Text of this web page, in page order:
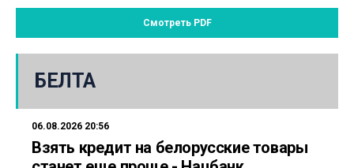
Смотреть PDF
БЕЛТА
06.08.2026 20:56
Взять кредит на белорусские товары